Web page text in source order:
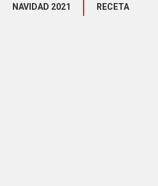
NAVIDAD 2021 RECETA